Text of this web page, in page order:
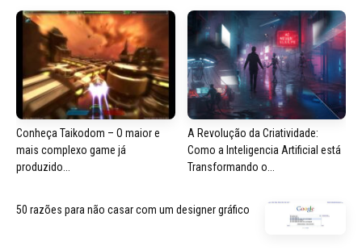
Conheça Taikodom – O maior e
mais complexo game já
produzido...
A Revolução da Criatividade:
Como a Inteligencia Artificial está
Transformando o...
50 razões para não casar com um designer gráfico